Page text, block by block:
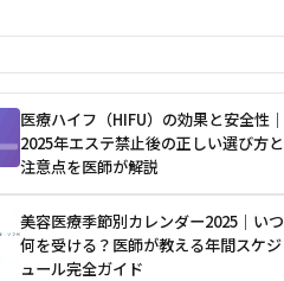
医療ハイフ（HIFU）の効果と安全性｜
2025年エステ禁止後の正しい選び方と
注意点を医師が解説
美容医療季節別カレンダー2025｜いつ
何を受ける？医師が教える年間スケジ
ュール完全ガイド